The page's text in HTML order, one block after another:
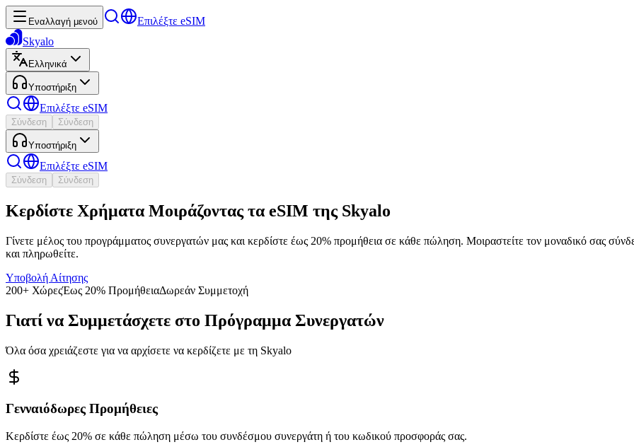
Εναλλαγή μενού
Επιλέξτε eSIM
Skyalo
Ελληνικά
Υποστήριξη
Επιλέξτε eSIM
Σύνδεση Σύνδεση
Υποστήριξη
Επιλέξτε eSIM
Σύνδεση Σύνδεση
Κερδίστε Χρήματα Μοιράζοντας τα eSIM της Skyalo
Γίνετε μέλος του προγράμματος συνεργατών μας και κερδίστε έως 20% προμήθεια σε κάθε πώληση. Μοιραστείτε τον μοναδικό σας
και πληρωθείτε.
Υποβολή Αίτησης
200+ ΧώρεςΈως 20% ΠρομήθειαΔωρεάν Συμμετοχή
Γιατί να Συμμετάσχετε στο Πρόγραμμα Συνεργατών
Όλα όσα χρειάζεστε για να αρχίσετε να κερδίζετε με τη Skyalo
Γενναιόδωρες Προμήθειες
Κερδίστε έως 20% σε κάθε πώληση μέσω του συνδέσμου συνεργάτη ή του κωδικού προσφοράς σας.